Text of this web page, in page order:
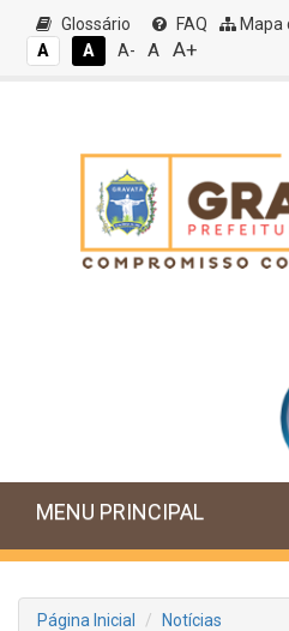
Glossário FAQ Mapa
A
A A- A A+
MENU PRINCIPAL
Página Inicial
Notícias